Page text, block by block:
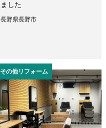
ました
長野県長野市
その他リフォーム